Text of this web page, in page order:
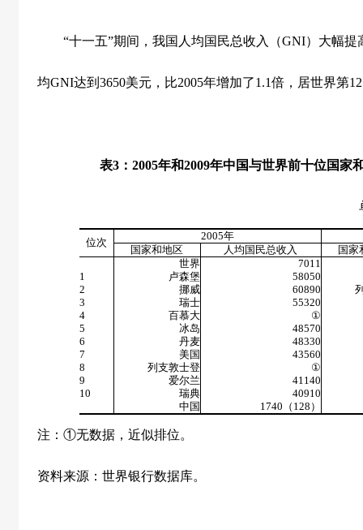
“十一五”期间，我国人均国民总收入（GNI）大幅提
均GNI达到 3650美元，比2005年增加了1.1倍，居世界第
表3 ： 2005年和2009年中国与世界前十位国家
单位：
位次
2005年
国家和地区
人均国民总收入
国家
世界
7011
1
卢森堡
58050
2
挪威 60890
3
瑞士
55320
4
百慕大
①
5
冰岛
48570
6
丹麦
48330
7
美国
43560
8
列支敦士登
①
9
爱尔兰
41140
10
瑞典
40910
中国
1740 （ 128 ）
注：①无数据，近似排位。
资料来源：世界银行数据库。